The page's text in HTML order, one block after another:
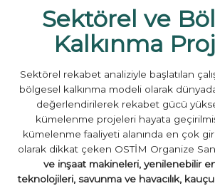
Sektörel ve
Kalkınma
Sektörel rekabet analiziyle başlatılan
bölgesel kalkınma modeli olarak
değerlendirilerek rekabet gücü
kümelenme projeleri hayata
kümelenme faaliyeti alanında en çok
olarak dikkat çeken OSTİM Organize
ve inşaat makineleri, yenilenebilir
teknolojileri, savunma ve havacılık,